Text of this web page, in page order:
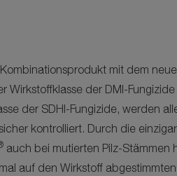
mit dem
Wirkstoffklasse der DMI-
der SDHI-Fungizide, werden
kontrolliert. Durch die
auch bei mutierten Pilz-Stämmen
auf den Wirkstoff